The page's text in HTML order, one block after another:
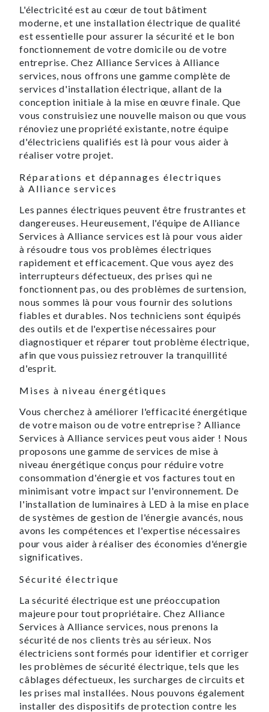
L'électricité est au cœur de tout bâtiment
moderne, et une installation électrique de qualité
est essentielle pour assurer la sécurité et le bon
fonctionnement de votre domicile ou de votre
entreprise. Chez Alliance Services à Alliance
services, nous offrons une gamme complète de
services d'installation électrique, allant de la
conception initiale à la mise en œuvre finale. Que
vous construisiez une nouvelle maison ou que vous
rénoviez une propriété existante, notre équipe
d'électriciens qualifiés est là pour vous aider à
réaliser votre projet.
Réparations et dépannages électriques
à Alliance services
Les pannes électriques peuvent être frustrantes et
dangereuses. Heureusement, l'équipe de Alliance
Services à Alliance services est là pour vous aider
à résoudre tous vos problèmes électriques
rapidement et efficacement. Que vous ayez des
interrupteurs défectueux, des prises qui ne
fonctionnent pas, ou des problèmes de surtension,
nous sommes là pour vous fournir des solutions
fiables et durables. Nos techniciens sont équipés
des outils et de l'expertise nécessaires pour
diagnostiquer et réparer tout problème électrique,
afin que vous puissiez retrouver la tranquillité
d'esprit.
Mises à niveau énergétiques
Vous cherchez à améliorer l'efficacité énergétique
de votre maison ou de votre entreprise ? Alliance
Services à Alliance services peut vous aider ! Nous
proposons une gamme de services de mise à
niveau énergétique conçus pour réduire votre
consommation d'énergie et vos factures tout en
minimisant votre impact sur l'environnement. De
l'installation de luminaires à LED à la mise en place
de systèmes de gestion de l'énergie avancés, nous
avons les compétences et l'expertise nécessaires
pour vous aider à réaliser des économies d'énergie
significatives.
Sécurité électrique
La sécurité électrique est une préoccupation
majeure pour tout propriétaire. Chez Alliance
Services à Alliance services, nous prenons la
sécurité de nos clients très au sérieux. Nos
électriciens sont formés pour identifier et corriger
les problèmes de sécurité électrique, tels que les
câblages défectueux, les surcharges de circuits et
les prises mal installées. Nous pouvons également
installer des dispositifs de protection contre les